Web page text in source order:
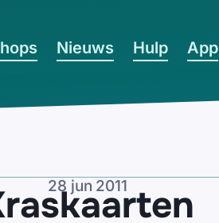
Nieuws Hulp App
28 jun 2011